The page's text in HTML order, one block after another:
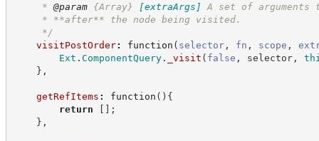
* @param {Array} [extraArgs]
A set of arguments
* **after** the node being visited.
*/
visitPostOrder: function ( selector, fn , scope ,
Ext . ComponentQuery. _visit ( false , selector,
} ,
getRefItems : function ( ) {
return
[ ] ;
} ,